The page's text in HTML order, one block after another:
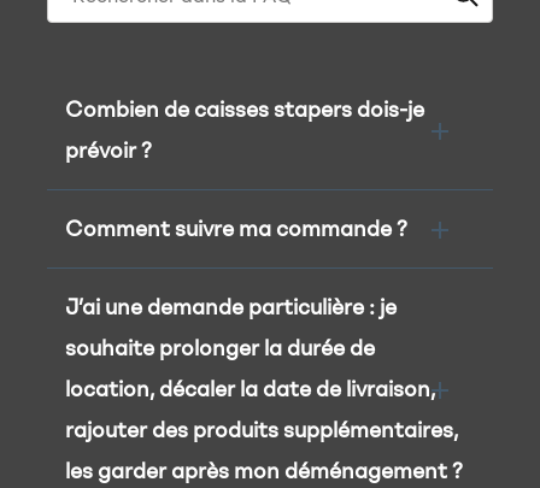
Search through FAQ items. Results will update
Combien de caisses stapers dois-je
prévoir ?
Comment suivre ma commande ?
J’ai une demande particulière : je
souhaite prolonger la durée de
location, décaler la date de livraison,
rajouter des produits supplémentaires,
les garder après mon déménagement ?